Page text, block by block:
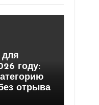
году:
отрыва